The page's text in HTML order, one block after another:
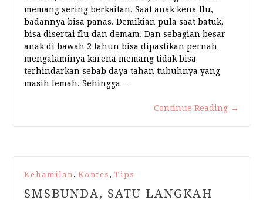
memang sering berkaitan. Saat anak kena flu,
badannya bisa panas. Demikian pula saat batuk,
bisa disertai flu dan demam. Dan sebagian besar
anak di bawah 2 tahun bisa dipastikan pernah
mengalaminya karena memang tidak bisa
terhindarkan sebab daya tahan tubuhnya yang
masih lemah. Sehingga…
Continue Reading →
Kehamilan , Kontes , Tips
SMSBUNDA, SATU LANGKAH